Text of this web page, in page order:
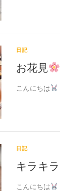
日記
お花見
こんにちは
日記
キラキラ
こんにちは